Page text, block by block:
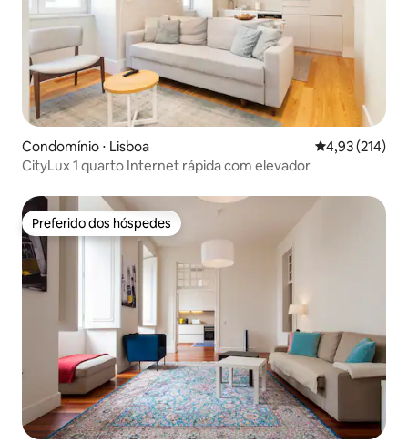
Condomínio ⋅ Lisboa 4,93 de uma
4,93 (214)
CityLux 1 quarto Internet rápida com elevador
Preferido dos hóspedes
Preferido dos hóspedes